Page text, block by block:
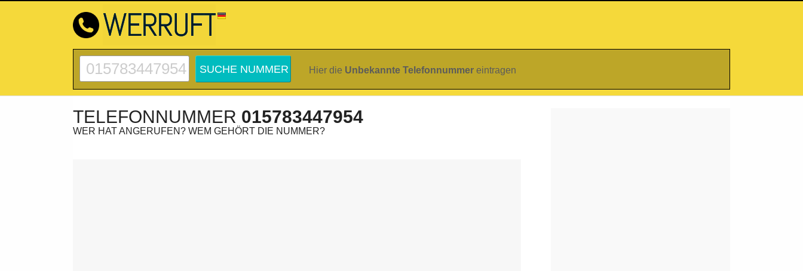
Hier die Unbekannte Telefonnummer eintragen
TELEFONNUMMER 015783447954
WER HAT ANGERUFEN? WEM GEHÖRT DIE NUMMER?